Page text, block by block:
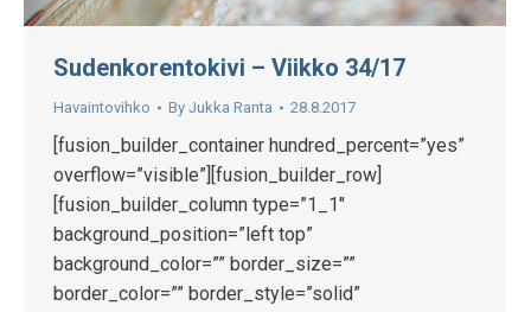
Sudenkorentokivi – Viikko 34/17
Havaintovihko By Jukka Ranta 28.8.2017
[fusion_builder_container hundred_percent=”yes”
overflow=”visible”][fusion_builder_row]
[fusion_builder_column type=”1_1″
background_position=”left top”
background_color=”” border_size=””
border_color=”” border_style=”solid”